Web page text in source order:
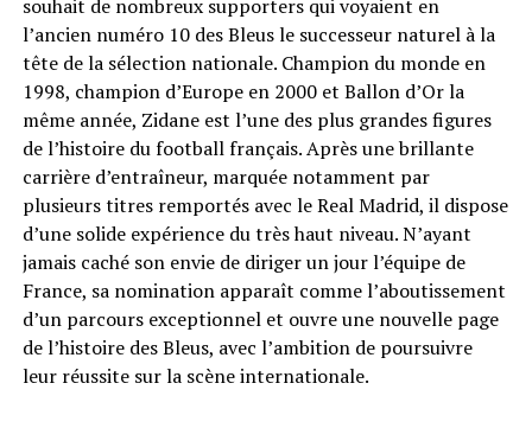
souhait de nombreux supporters qui voyaient en
l’ancien numéro 10 des Bleus le successeur naturel à la
tête de la sélection nationale. Champion du monde en
1998, champion d’Europe en 2000 et Ballon d’Or la
même année, Zidane est l’une des plus grandes figures
de l’histoire du football français. Après une brillante
carrière d’entraîneur, marquée notamment par
plusieurs titres remportés avec le Real Madrid, il dispose
d’une solide expérience du très haut niveau. N’ayant
jamais caché son envie de diriger un jour l’équipe de
France, sa nomination apparaît comme l’aboutissement
d’un parcours exceptionnel et ouvre une nouvelle page
de l’histoire des Bleus, avec l’ambition de poursuivre
leur réussite sur la scène internationale.